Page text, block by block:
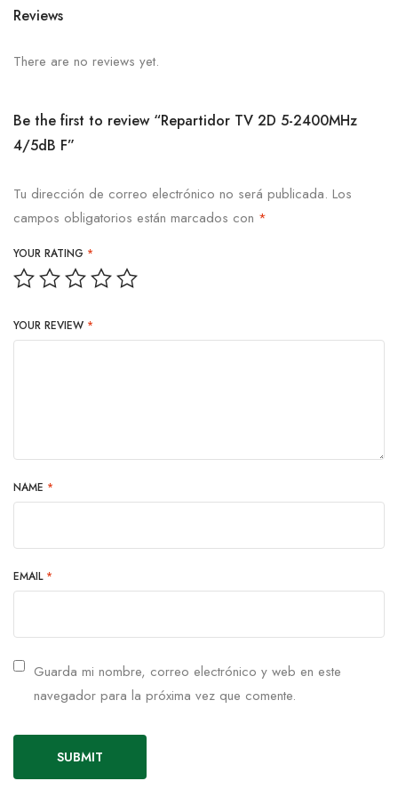
Reviews
There are no reviews yet.
Be the first to review “Repartidor TV 2D 5-2400MHz
4/5dB F”
Tu dirección de correo electrónico no será publicada. Los
campos obligatorios están marcados con *
YOUR RATING *
YOUR REVIEW *
NAME *
EMAIL *
Guarda mi nombre, correo electrónico y web en este
navegador para la próxima vez que comente.